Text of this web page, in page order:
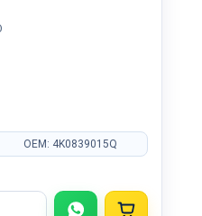
OEM: 4K0839015Q